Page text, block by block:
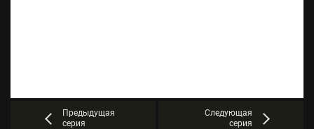
Предыдущая
серия
Следующая
серия